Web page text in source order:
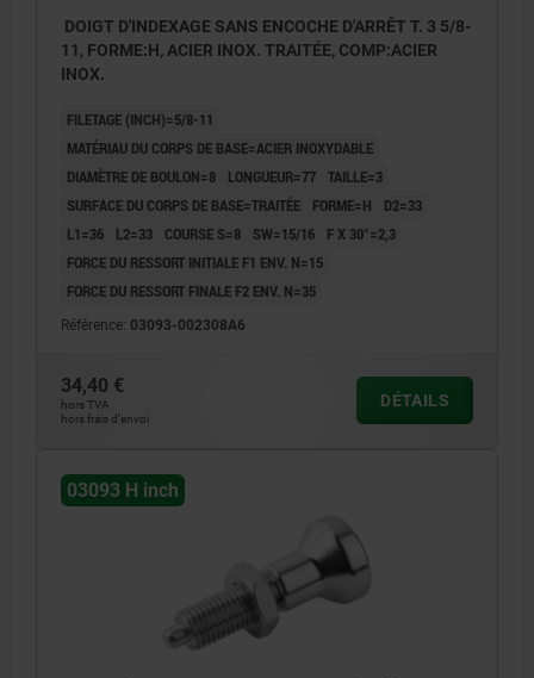
DOIGT D'INDEXAGE SANS ENCOCHE D'ARRÊT T. 3 5/8-
11, FORME:H, ACIER INOX. TRAITÉE, COMP:ACIER
INOX.
FILETAGE (INCH)=5/8-11
MATÉRIAU DU CORPS DE BASE=ACIER INOXYDABLE
DIAMÈTRE DE BOULON=8
LONGUEUR=77 TAILLE=3
SURFACE DU CORPS DE BASE=TRAITÉE
FORME=H
D2=33
L1=36
L2=33 COURSE S=8 SW=15/16
F X 30°=2,3
FORCE DU RESSORT INITIALE F1 ENV. N=15
FORCE DU RESSORT FINALE F2 ENV. N=35
Référence: 03093-002308A6
34,40 €
hors TVA
hors frais d’envoi
DÉTAILS
03093 H inch